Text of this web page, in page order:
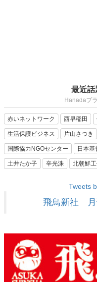
最近話
Hanadaプ
赤いネットワーク 西早稲田
生活保護ビジネス 片山さつき
国際協力NGOセンター 日本基
土井たか子 辛光洙 北朝鮮
Tweets
飛鳥新社 月